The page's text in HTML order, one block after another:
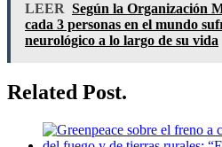
LEER Según la Organización
cada 3 personas en el mundo
neurológico a lo largo de su vida
Related Post.